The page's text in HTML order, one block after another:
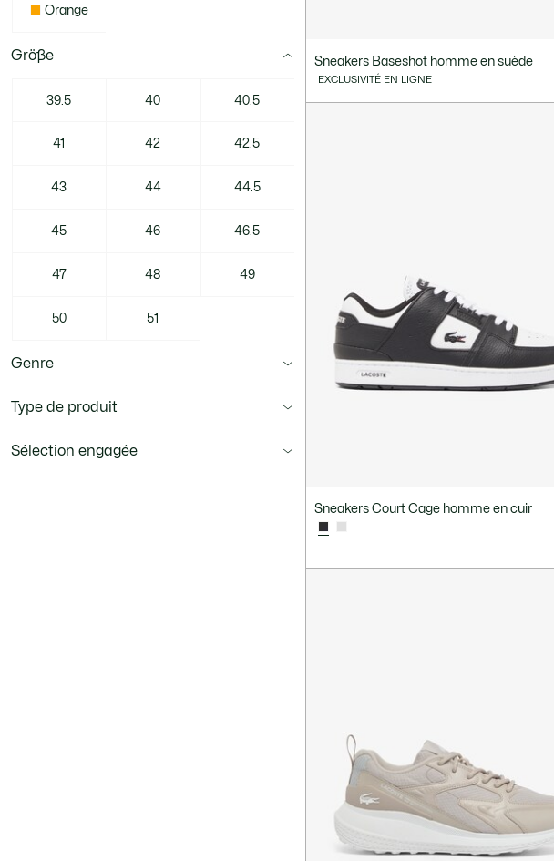
Orange
Größe
39.5 40 40.5
41 42 42.5
43 44 44.5
45 46 46.5
47 48 49
50 51
Genre
Type de produit
Sélection engagée
Sneakers Baseshot homme en suède
EXCLUSIVITÉ EN LIGNE
Sneakers Court Cage homme en cuir